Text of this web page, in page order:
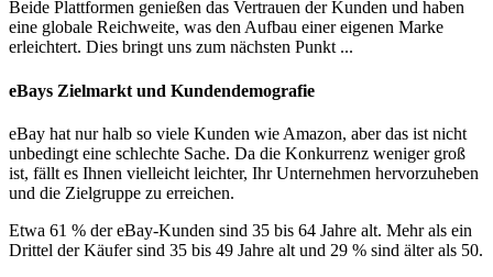
Beide Plattformen genießen das Vertrauen der Kunden und haben
eine globale Reichweite, was den Aufbau einer eigenen Marke
erleichtert. Dies bringt uns zum nächsten Punkt ...
eBays Zielmarkt und Kundendemografie
eBay hat nur halb so viele Kunden wie Amazon, aber das ist nicht
unbedingt eine schlechte Sache. Da die Konkurrenz weniger groß
ist, fällt es Ihnen vielleicht leichter, Ihr Unternehmen hervorzuheben
und die Zielgruppe zu erreichen.
Etwa 61 % der eBay-Kunden sind 35 bis 64 Jahre alt. Mehr als ein
Drittel der Käufer sind 35 bis 49 Jahre alt und 29 % sind älter als 50.